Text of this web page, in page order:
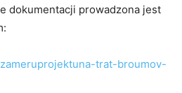
dokumentacji prowadzona jest
trat-broumov-